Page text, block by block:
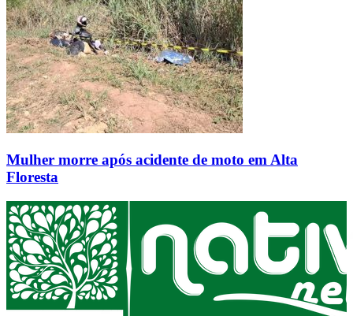
Mulher morre após acidente de moto em Alta
Floresta